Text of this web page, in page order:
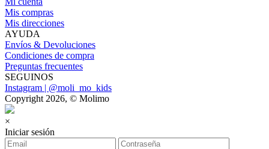
Mis compras
Mis direcciones
AYUDA
Envíos & Devoluciones
Condiciones de compra
Preguntas frecuentes
SEGUINOS
Instagram | @moli_mo_kids
Copyright 2026, © Molimo
×
Iniciar sesión